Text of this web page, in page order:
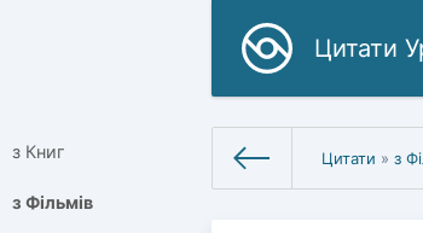
Цитати
з Книг
з Фільмів
Цитати »з